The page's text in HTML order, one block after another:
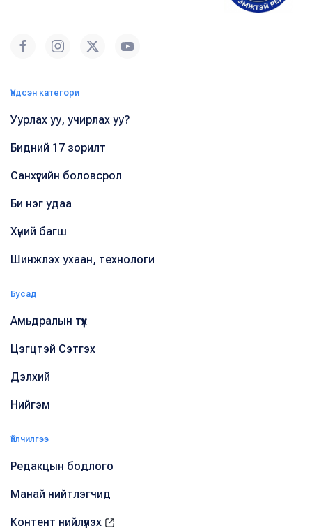
Үндсэн категори
Уурлах уу, учирлах уу?
Бидний 17 зорилт
Санхүүгийн боловсрол
Би нэг удаа
Хүний багш
Шинжлэх ухаан, технологи
Бусад
Амьдралын түүх
Цэгцтэй Сэтгэх
Дэлхий
Нийгэм
Үйлчилгээ
Редакцын бодлого
Манай нийтлэгчид
Контент нийлүүлэх